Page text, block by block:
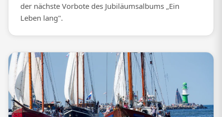
der nächste Vorbote des Jubiläumsalbums „Ein
Leben lang".